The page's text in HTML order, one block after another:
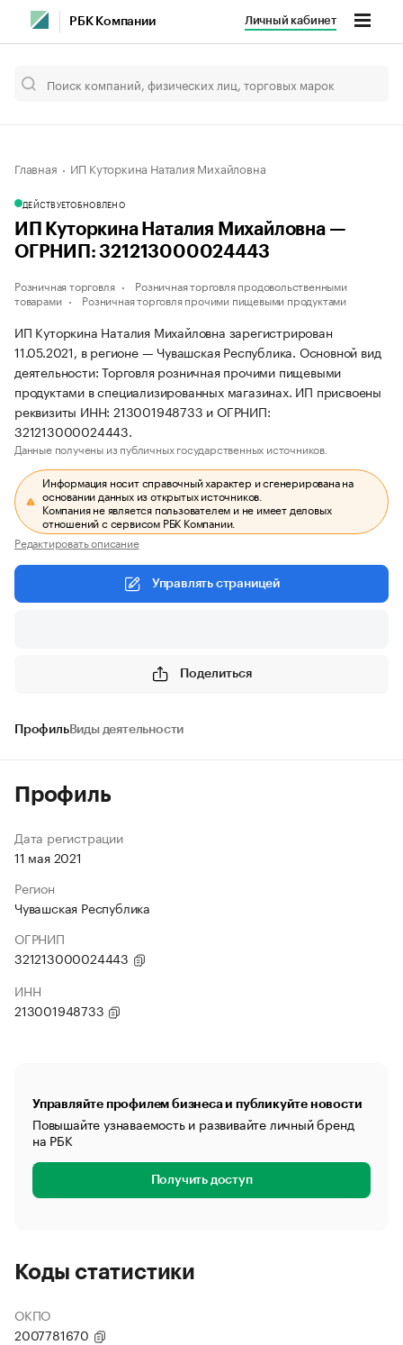
РБК Компании Личный кабинет
Главная ИП Куторкина Наталия Михайловна
ДЕЙСТВУЕТОБНОВЛЕНО
ИП Куторкина Наталия Михайловна —
ОГРНИП: 321213000024443
Розничная торговля
Розничная торговля продовольственными
товарами
Розничная торговля прочими пищевыми продуктами
ИП Куторкина Наталия Михайловна зарегистрирован
11.05.2021, в регионе — Чувашская Республика. Основной вид
деятельности: Торговля розничная прочими пищевыми
продуктами в специализированных магазинах. ИП присвоены
реквизиты ИНН: 213001948733 и ОГРНИП:
321213000024443.
Данные получены из публичных государственных источников.
Информация носит справочный характер и сгенерирована на
основании данных из открытых источников.
Компания не является пользователем и не имеет деловых
отношений с сервисом РБК Компании.
Редактировать описание
Управлять страницей
Поделиться
ПрофильВиды деятельности
Профиль
Дата регистрации
11 мая 2021
Регион
Чувашская Республика
ОГРНИП
321213000024443
ИНН
213001948733
Управляйте профилем бизнеса и публикуйте новости
Повышайте узнаваемость и развивайте личный бренд
на РБК
Получить доступ
Коды статистики
ОКПО
2007781670